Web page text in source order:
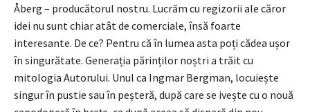
Åberg – producătorul nostru. Lucrăm cu regizorii ale căror
idei nu sunt chiar atât de comerciale, însă foarte
interesante. De ce? Pentru că în lumea asta poți cădea ușor
în singurătate. Generația părinților noștri a trăit cu
mitologia Autorului. Unul ca Ingmar Bergman, locuiește
singur în pustie sau în peșteră, după care se ivește cu o nouă